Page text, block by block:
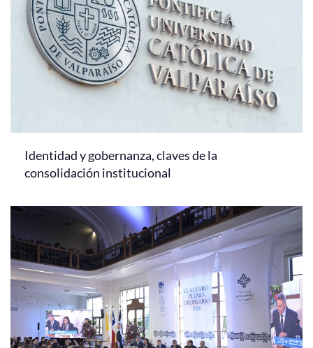
Identidad y gobernanza, claves de la
consolidación institucional